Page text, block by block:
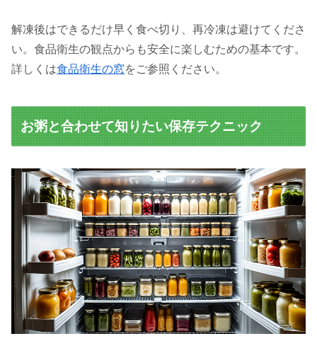
解凍後はできるだけ早く食べ切り、再冷凍は避けてくださ
い。食品衛生の観点からも安全に楽しむための基本です。
詳しくは食品衛生の窓をご参照ください。
お粥と合わせて知りたい保存テクニック